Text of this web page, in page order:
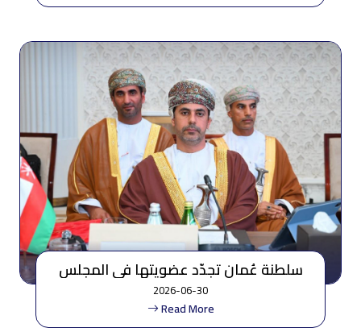
سلطنة عُمان تجدّد عضويتها في المجلس
التنفيذي للمنظمة العربية للطيران المدني
2026-06-30
Read More